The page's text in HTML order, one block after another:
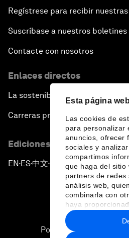
Esta página
Las cookies de
para personalizar
anuncios, ofrecer
sociales y
compartimos
que haga del sitio
partners de redes
análisis web,
combinarla con
haya
recopilado a partir
hecho de sus
Regístrese para recibir
Suscríbase a nuestros boletines
Contacte con nosotros
Enlaces directos
La sostenibilidad en el Foro
Carreras profesionales
Ediciones en otros idiomas
EN ▪ES▪中文▪ 日本語
Política de privacidad y